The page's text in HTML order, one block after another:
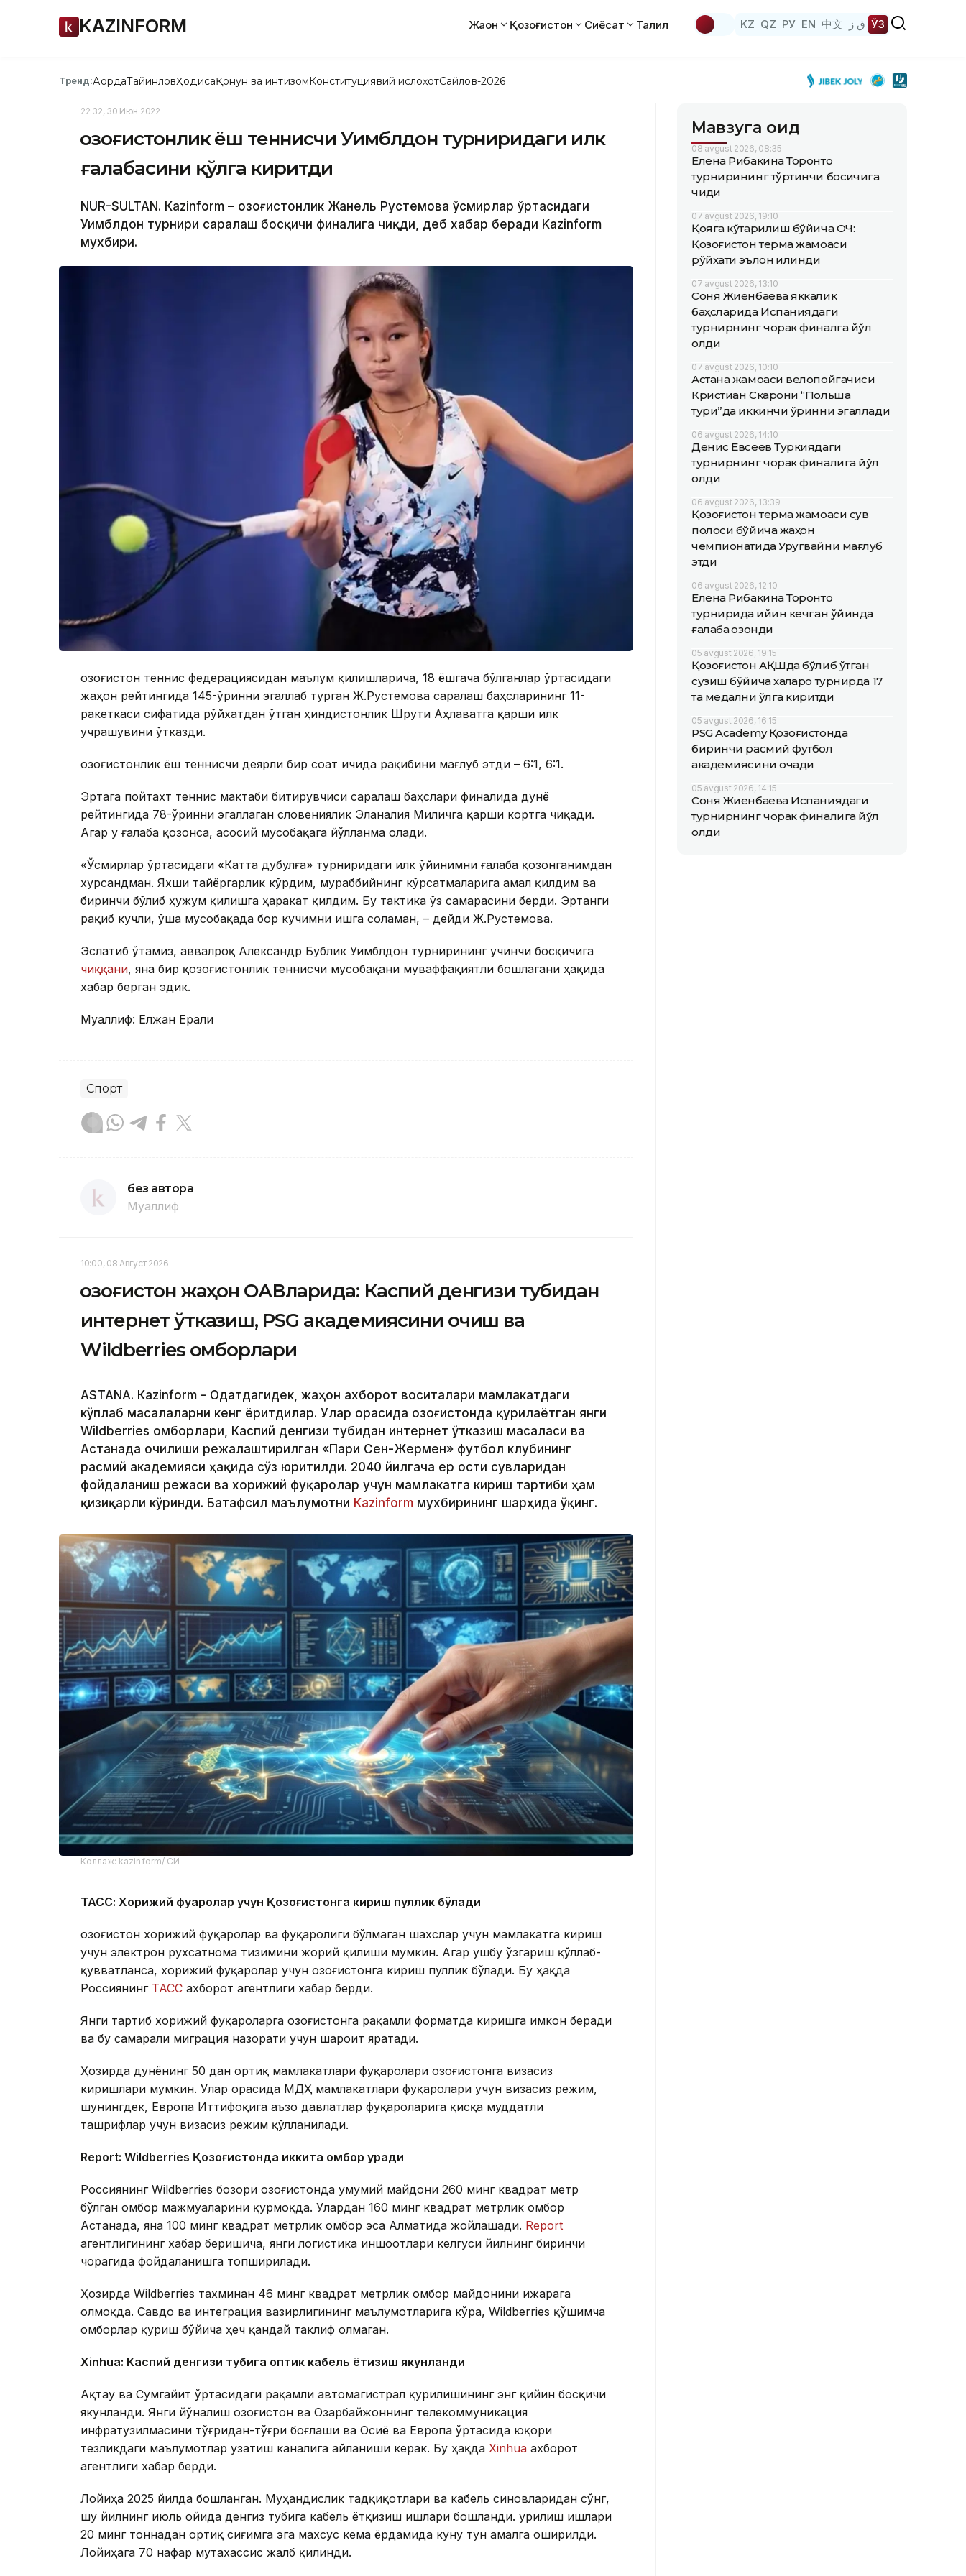
KAZINFORM Жаҳон Қозоғистон Сиёсат Таҳлил KZ QZ РУ EN 中文 ق ز ЎЗ
Тренд:АқордаТайинловҲодисаҚонун ва интизомКонституциявий ислоҳотСайлов-2026
22:32, 30 Июн 2022
Қозоғистонлик ёш теннисчи Уимблдон турниридаги илк
ғалабасини қўлга киритди
NUR-SULTAN. Кazinform – Қозоғистонлик Жанель Рустемова ўсмирлар ўртасидаги
Уимблдон турнири саралаш босқичи финалига чиқди, деб хабар беради Kazinform
мухбири.
Қозоғистон теннис федерациясидан маълум қилишларича, 18 ёшгача бўлганлар ўртасидаги
жаҳон рейтингида 145-ўринни эгаллаб турган Ж.Рустемова саралаш баҳсларининг 11-
ракеткаси сифатида рўйхатдан ўтган ҳиндистонлик Шрути Аҳлаватга қарши илк
учрашувини ўтказди.
Қозоғистонлик ёш теннисчи деярли бир соат ичида рақибини мағлуб этди – 6:1, 6:1.
Эртага пойтахт теннис мактаби битирувчиси саралаш баҳслари финалида дунё
рейтингида 78-ўринни эгаллаган словениялик Эланалия Миличга қарши кортга чиқади.
Агар у ғалаба қозонса, асосий мусобақага йўлланма олади.
«Ўсмирлар ўртасидаги «Катта дубулға» турниридаги илк ўйинимни ғалаба қозонганимдан
хурсандман. Яхши тайёргарлик кўрдим, мураббийнинг кўрсатмаларига амал қилдим ва
биринчи бўлиб ҳужум қилишга ҳаракат қилдим. Бу тактика ўз самарасини берди. Эртанги
рақиб кучли, ўша мусобақада бор кучимни ишга соламан, – дейди Ж.Рустемова.
Эслатиб ўтамиз, аввалроқ Александр Бублик Уимблдон турнирининг учинчи босқичига
чиққани, яна бир қозоғистонлик теннисчи мусобақани муваффақиятли бошлагани ҳақида
хабар берган эдик.
Муаллиф: Елжан Ерали
Спорт
без автора
Муаллиф
10:00, 08 Август 2026
Қозоғистон жаҳон ОАВларида: Каспий денгизи тубидан
интернет ўтказиш, PSG академиясини очиш ва
Wildberries омборлари
ASTANА. Кazinform - Одатдагидек, жаҳон ахборот воситалари мамлакатдаги
кўплаб масалаларни кенг ёритдилар. Улар орасида Қозоғистонда қурилаётган янги
Wildberries омборлари, Каспий денгизи тубидан интернет ўтказиш масаласи ва
Астанада очилиши режалаштирилган «Пари Сен-Жермен» футбол клубининг
расмий академияси ҳақида сўз юритилди. 2040 йилгача ер ости сувларидан
фойдаланиш режаси ва хорижий фуқаролар учун мамлакатга кириш тартиби ҳам
қизиқарли кўринди. Батафсил маълумотни Кazinform мухбирининг шарҳида ўқинг.
Коллаж: kazinform/ СИ
ТАСС: Хорижий фуқаролар учун Қозоғистонга кириш пуллик бўлади
Қозоғистон хорижий фуқаролар ва фуқаролиги бўлмаган шахслар учун мамлакатга кириш
учун электрон рухсатнома тизимини жорий қилиши мумкин. Агар ушбу ўзгариш қўллаб-
қувватланса, хорижий фуқаролар учун Қозоғистонга кириш пуллик бўлади. Бу ҳақда
Россиянинг ТАСС ахборот агентлиги хабар берди.
Янги тартиб хорижий фуқароларга Қозоғистонга рақамли форматда киришга имкон беради
ва бу самарали миграция назорати учун шароит яратади.
Ҳозирда дунёнинг 50 дан ортиқ мамлакатлари фуқаролари Қозоғистонга визасиз
киришлари мумкин. Улар орасида МДҲ мамлакатлари фуқаролари учун визасиз режим,
шунингдек, Европа Иттифоқига аъзо давлатлар фуқароларига қисқа муддатли
ташрифлар учун визасиз режим қўлланилади.
Report: Wildberries Қозоғистонда иккита омбор қуради
Россиянинг Wildberries бозори Қозоғистонда умумий майдони 260 минг квадрат метр
бўлган омбор мажмуаларини қурмоқда. Улардан 160 минг квадрат метрлик омбор
Астанада, яна 100 минг квадрат метрлик омбор эса Алматида жойлашади. Report
агентлигининг хабар беришича, янги логистика иншоотлари келгуси йилнинг биринчи
чорагида фойдаланишга топширилади.
Ҳозирда Wildberries тахминан 46 минг квадрат метрлик омбор майдонини ижарага
олмоқда. Савдо ва интеграция вазирлигининг маълумотларига кўра, Wildberries қўшимча
омборлар қуриш бўйича ҳеч қандай таклиф олмаган.
Xinhuа: Каспий денгизи тубига оптик кабель ётқизиш якунланди
Ақтау ва Сумгайит ўртасидаги рақамли автомагистрал қурилишининг энг қийин босқичи
якунланди. Янги йўналиш Қозоғистон ва Озарбайжоннинг телекоммуникация
инфратузилмасини тўғридан-тўғри боғлаши ва Осиё ва Европа ўртасида юқори
тезликдаги маълумотлар узатиш каналига айланиши керак. Бу ҳақда Xinhua ахборот
агентлиги хабар берди.
Лойиҳа 2025 йилда бошланган. Муҳандислик тадқиқотлари ва кабель синовларидан сўнг,
шу йилнинг июль ойида денгиз тубига кабель ётқизиш ишлари бошланди. Қурилиш ишлари
20 минг тоннадан ортиқ сиғимга эга махсус кема ёрдамида куну тун амалга оширилди.
Лойиҳага 70 нафар мутахассис жалб қилинди.
Мавзуга оид
08 avgust 2026, 08:35
Елена Рибакина Торонто
турнирининг тўртинчи босқичига
чиқди
07 avgust 2026, 19:10
Қояга кўтарилиш бўйича ОЧ:
Қозоғистон терма жамоаси
рўйхати эълон қилинди
07 avgust 2026, 13:10
Соня Жиенбаева яккалик
баҳсларида Испаниядаги
турнирнинг чорак финалга йўл
олди
07 avgust 2026, 10:10
Астана жамоаси велопойгачиси
Кристиан Скарони “Польша
тури”да иккинчи ўринни эгаллади
06 avgust 2026, 14:10
Денис Евсеев Туркиядаги
турнирнинг чорак финалига йўл
олди
06 avgust 2026, 13:39
Қозоғистон терма жамоаси сув
полоси бўйича жаҳон
чемпионатида Уругвайни мағлуб
этди
06 avgust 2026, 12:10
Елена Рибакина Торонто
турнирида қийин кечган ўйинда
ғалаба қозонди
05 avgust 2026, 19:15
Қозоғистон АҚШда бўлиб ўтган
сузиш бўйича халқаро турнирда 17
та медални қўлга киритди
05 avgust 2026, 16:15
PSG Academy Қозоғистонда
биринчи расмий футбол
академиясини очади
05 avgust 2026, 14:15
Соня Жиенбаева Испаниядаги
турнирнинг чорак финалига йўл
олди